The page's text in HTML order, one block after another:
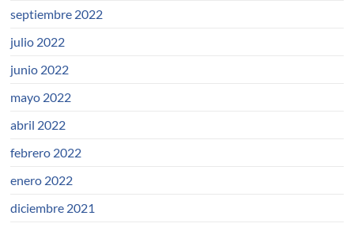
septiembre 2022
julio 2022
junio 2022
mayo 2022
abril 2022
febrero 2022
enero 2022
diciembre 2021